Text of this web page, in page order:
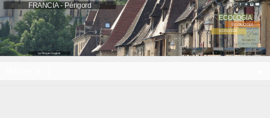
FRANCIA - Périgord
La Roque-Gageac
ECOLOGÍA
ECOLOGÍA
ECOLOGÍA